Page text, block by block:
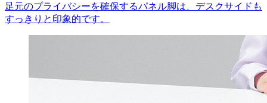
足元のプライバシーを確保するパネル脚は、デスクサイドも
すっきりと印象的です。